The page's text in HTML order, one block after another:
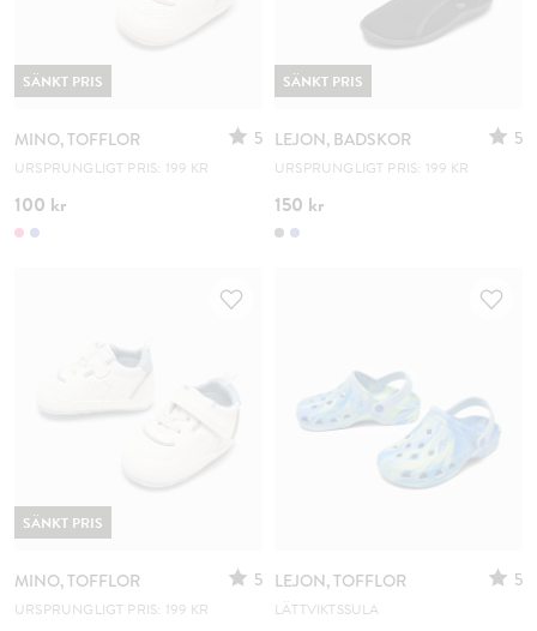
MINO, TOFFLOR 5
URSPRUNGLIGT PRIS: 199 KR
100 kr
SÄNKT PRIS
LEJON, BADSKOR 5
URSPRUNGLIGT PRIS: 199 KR
150 kr
SÄNKT PRIS
MINO, TOFFLOR 5
URSPRUNGLIGT PRIS: 199 KR
SÄNKT PRIS
LEJON, TOFFLOR 5
LÄTTVIKTSSULA